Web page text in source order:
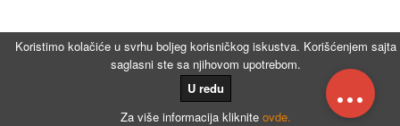
Koristimo kolačiće u svrhu boljeg korisničkog iskustva. Korišćenjem sajta
saglasni ste sa njihovom upotrebom.
U redu
Za više informacija kliknite ovde.
...